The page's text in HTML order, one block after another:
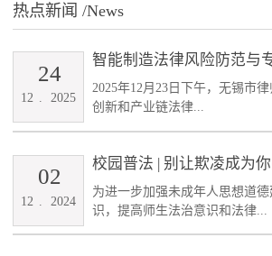
热点新闻 /News
智能制造法律风险防范与
2025年12月23日下午，无锡市
创新和产业链法律...
12 . 2025
24
校园普法 | 别让欺凌成为
为进一步加强未成年人思想道
识，提高师生法治意识和法律...
12 2024
02